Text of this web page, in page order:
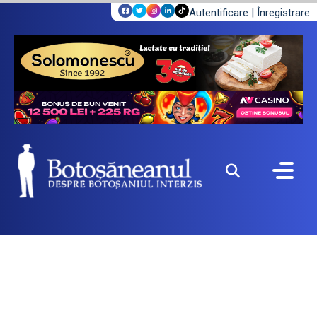
Autentificare | Înregistrare